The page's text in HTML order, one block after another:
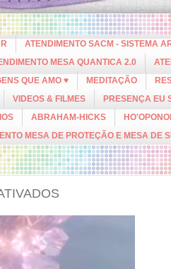
ATENDIMENTO SACM - SISTEMA
MESA QUANTICA 2.0
QUE AMO ♥ MEDITAÇÃO
VIDEOS & FILMES PRESENÇA EU
ABRAHAM-HICKS
MESA DE PROTEÇÃO E MESA DE